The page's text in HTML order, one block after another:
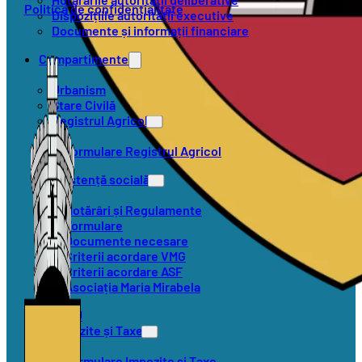
Dispozițiile autorității executive
Documente și informații financiare
Compartimente
Urbanism
Stare Civilă
Registrul Agricol
Formulare Registrul Agricol
Asistență socială
Hotărâri și Regulamente
Formulare
Documente necesare
Criterii acordare VMG
Criterii acordare ASF
Asociația Maria Mirabela
SVSU
Impozite și Taxe
Politica de confidențialitate